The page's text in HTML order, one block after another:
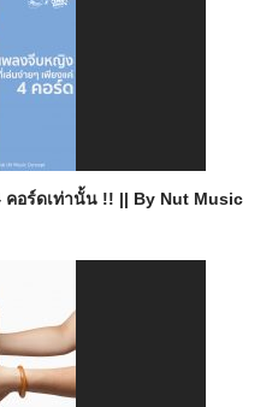
คอร์ดเท่านั้น !! || By Nut Music